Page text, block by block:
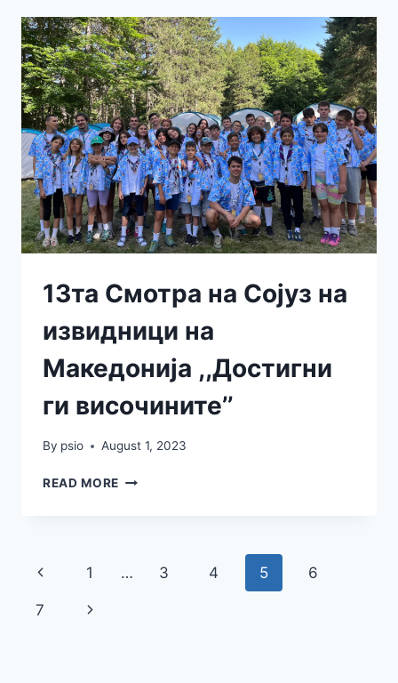
13та Смотра на Сојуз на
извидници на
Македонија ,,Достигни
ги височините’’
By psio August 1, 2023
READ MORE
1 … 3 4 5 6
7